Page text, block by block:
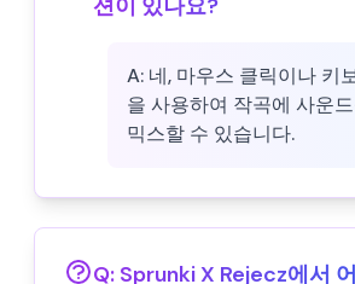
션이 있나요?
A: 네, 마우스 클릭이나 키
을 사용하여 작곡에 사운
믹스할 수 있습니다.
Q: Sprunki X Rejecz에서